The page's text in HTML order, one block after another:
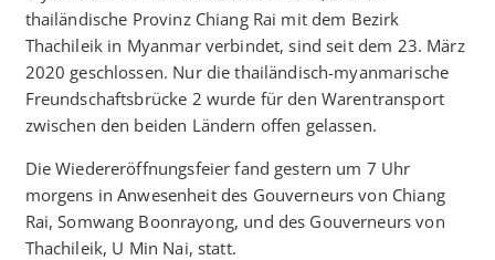
thailändische Provinz Chiang Rai mit dem Bezirk
Thachileik in Myanmar verbindet, sind seit dem 23. März
2020 geschlossen. Nur die thailändisch-myanmarische
Freundschaftsbrücke 2 wurde für den Warentransport
zwischen den beiden Ländern offen gelassen.
Die Wiedereröffnungsfeier fand gestern um 7 Uhr
morgens in Anwesenheit des Gouverneurs von Chiang
Rai, Somwang Boonrayong, und des Gouverneurs von
Thachileik, U Min Nai, statt.